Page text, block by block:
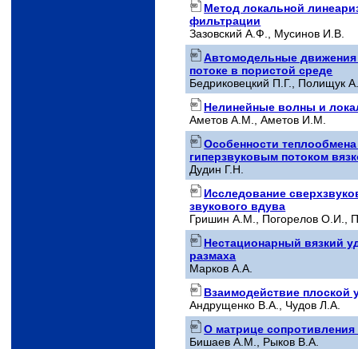
Метод локальной
фильтрации
Зазовский А.Ф., Мусинов И.В.
Автомодельные движения
потоке в пористой среде
Бедриковецкий П.Г., Полищук
Нелинейные волны и
Аметов А.М., Аметов И.М.
Особенности
гиперзвуковым потоком
Дудин Г.Н.
Исследование
звукового вдува
Гришин А.М., Погорелов О.И.,
Нестационарный вязкий
размаха
Марков А.А.
Взаимодействие плоской
Андрущенко В.А., Чудов Л.А.
О матрице
Бишаев А.М., Рыков В.А.